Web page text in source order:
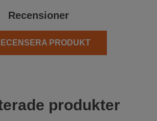
Recensioner
PRODUKT
produkter